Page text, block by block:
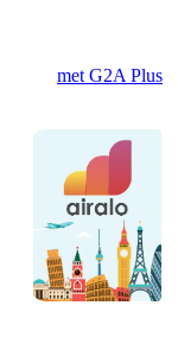
met G2A Plus